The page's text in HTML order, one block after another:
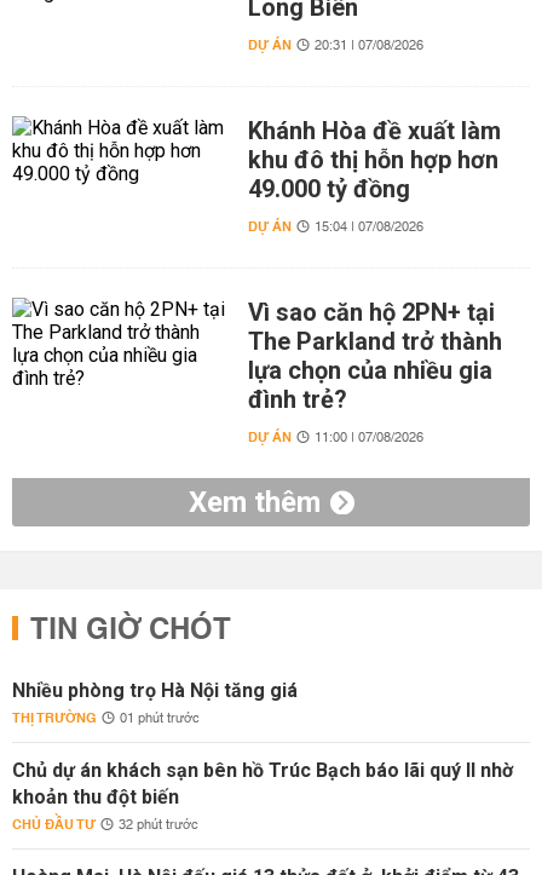
Long Biên
DỰ ÁN 20:31 | 07/08/2026
Khánh Hòa đề xuất làm
khu đô thị hỗn hợp hơn
49.000 tỷ đồng
DỰ ÁN 15:04 | 07/08/2026
Vì sao căn hộ 2PN+ tại
The Parkland trở thành
lựa chọn của nhiều gia
đình trẻ?
DỰ ÁN 11:00 | 07/08/2026
Xem thêm
TIN GIỜ CHÓT
Nhiều phòng trọ Hà Nội tăng giá
THỊ TRƯỜNG 01 phút trước
Chủ dự án khách sạn bên hồ Trúc Bạch báo lãi quý II nhờ
khoản thu đột biến
CHỦ ĐẦU TƯ 32 phút trước